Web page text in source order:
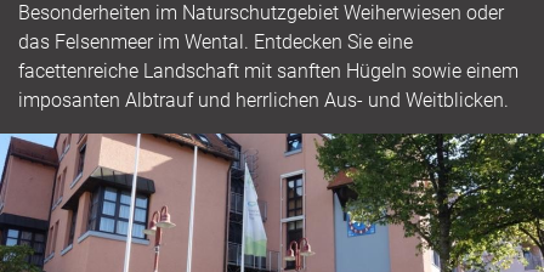
Besonderheiten im Naturschutzgebiet Weiherwiesen oder
das Felsenmeer im Wental. Entdecken Sie eine
facettenreiche Landschaft mit sanften Hügeln sowie einem
imposanten Albtrauf und herrlichen Aus- und Weitblicken.